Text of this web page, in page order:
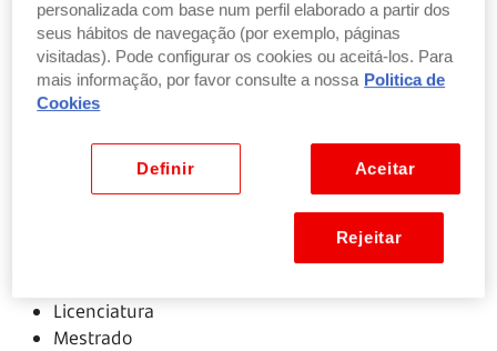
Seja em Portugal ou no estrangeiro,
público ou privado, pode financiar:
Licenciatura
Mestrado
personalizada com base num perfil elaborado a partir dos
seus hábitos de navegação (por exemplo, páginas
visitadas). Pode configurar os cookies ou aceitá-los. Para
mais informação, por favor consulte a nossa Politica de
Cookies
Aceitar
Definir
Rejeitar